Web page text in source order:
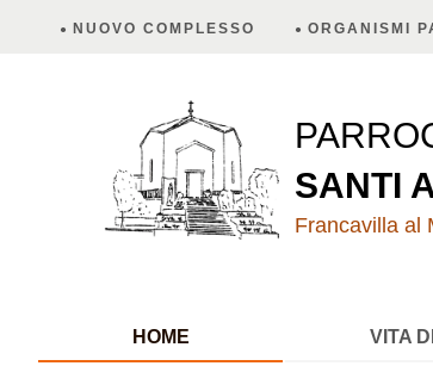
NUOVO COMPLESSO ORGANISMI
SANTI
Francavilla al
HOME VITA